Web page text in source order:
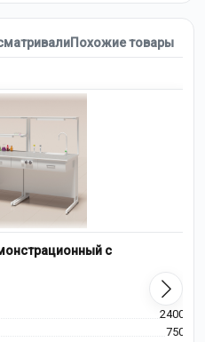
Похожие товары
с
2400
750